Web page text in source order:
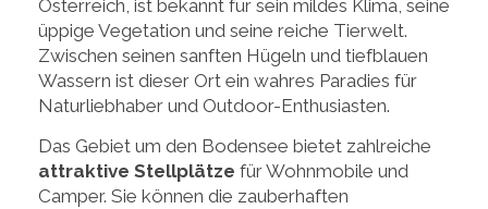
Österreich, ist bekannt für sein mildes Klima, seine
üppige Vegetation und seine reiche Tierwelt.
Zwischen seinen sanften Hügeln und tiefblauen
Wassern ist dieser Ort ein wahres Paradies für
Naturliebhaber und Outdoor-Enthusiasten.
Das Gebiet um den Bodensee bietet zahlreiche
attraktive Stellplätze für Wohnmobile und
Camper. Sie können die zauberhaften